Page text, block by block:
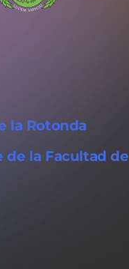
la Rotonda
de la Facultad de